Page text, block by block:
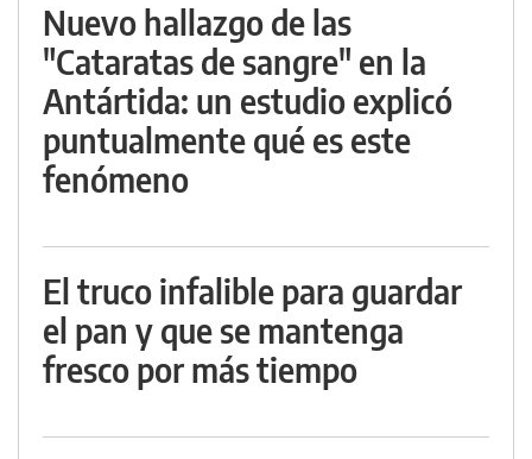
Nuevo hallazgo de las
"Cataratas de sangre" en la
Antártida: un estudio explicó
puntualmente qué es este
fenómeno
El truco infalible para guardar
el pan y que se mantenga
fresco por más tiempo